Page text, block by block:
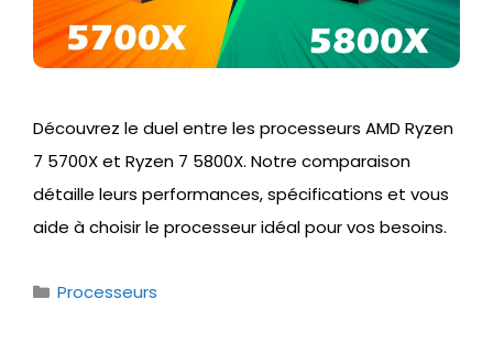
Découvrez le duel entre les processeurs AMD Ryzen
7 5700X et Ryzen 7 5800X. Notre comparaison
détaille leurs performances, spécifications et vous
aide à choisir le processeur idéal pour vos besoins.
Catégories
Processeurs